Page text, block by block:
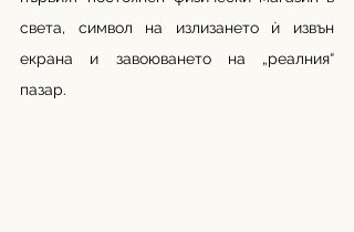
света, символ на излизането ѝ извън
екрана и завоюването на „реалния“
пазар.